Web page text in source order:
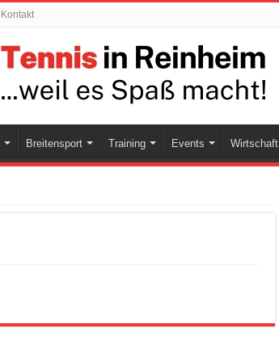
Kontakt
Breitensport Training Events Wirtschaft